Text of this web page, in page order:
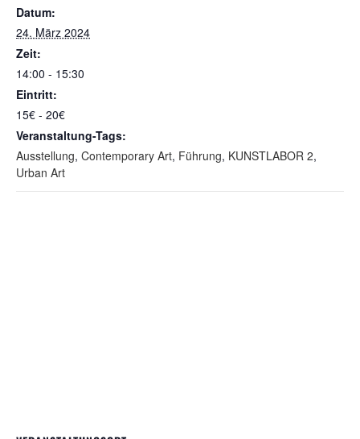
Datum:
24. März 2024
Zeit:
14:00 - 15:30
Eintritt:
15€ - 20€
Veranstaltung-Tags:
Ausstellung, Contemporary Art, Führung, KUNSTLABOR 2,
Urban Art